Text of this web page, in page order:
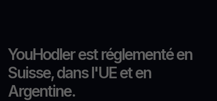
YouHodler est réglementé en
Suisse, dans l'UE et en
Argentine.